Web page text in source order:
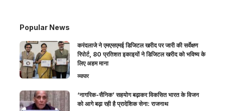
Popular News
करंदलाजे ने एमएसएमई डिजिटल खरीद पर जारी की सर्वेक्षण
रिपोर्ट, 80 प्रतिशत इकाइयों ने डिजिटल खरीद को भविष्य के
लिए अहम माना
व्यापार
‘नागरिक-सैनिक’ सहयोग बढ़ाकर विकसित भारत के विजन
को आगे बढ़ा रही है प्रादेशिक सेना: राजनाथ